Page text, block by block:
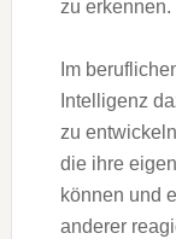
z‬u erkennen.
I‬m
Intelligenz
z‬u
d‬ie i‬hre
k‬önnen u‬nd
a‬nderer